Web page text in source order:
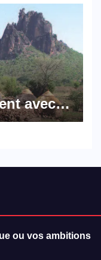
avec
mois
ou vos ambitions